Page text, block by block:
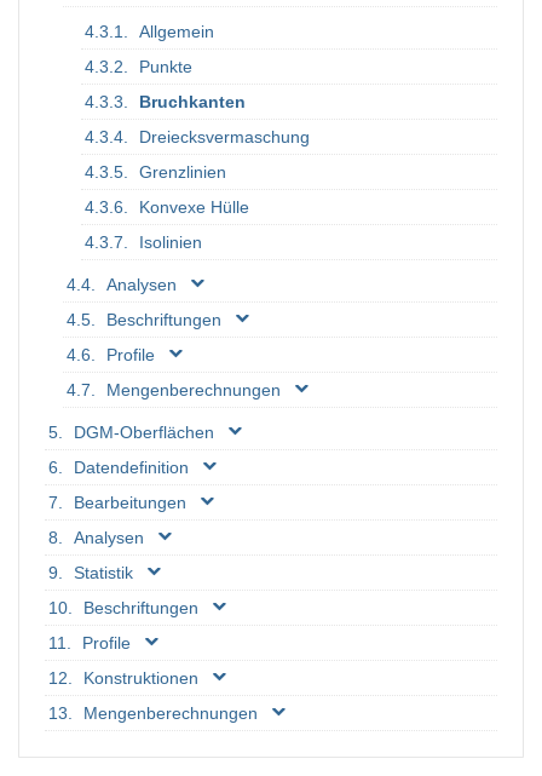
Allgemein
Punkte
Bruchkanten
Dreiecksvermaschung
Grenzlinien
Konvexe Hülle
Isolinien
Analysen
Beschriftungen
Profile
Mengenberechnungen
DGM-Oberflächen
Datendefinition
Bearbeitungen
Analysen
Statistik
Beschriftungen
Profile
Konstruktionen
Mengenberechnungen